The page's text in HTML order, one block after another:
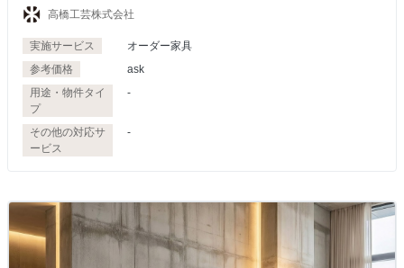
高橋工芸株式会社
実施サービス
オーダー家具
参考価格
ask
用途・物件タイ
プ
-
その他の対応サ
ービス
-